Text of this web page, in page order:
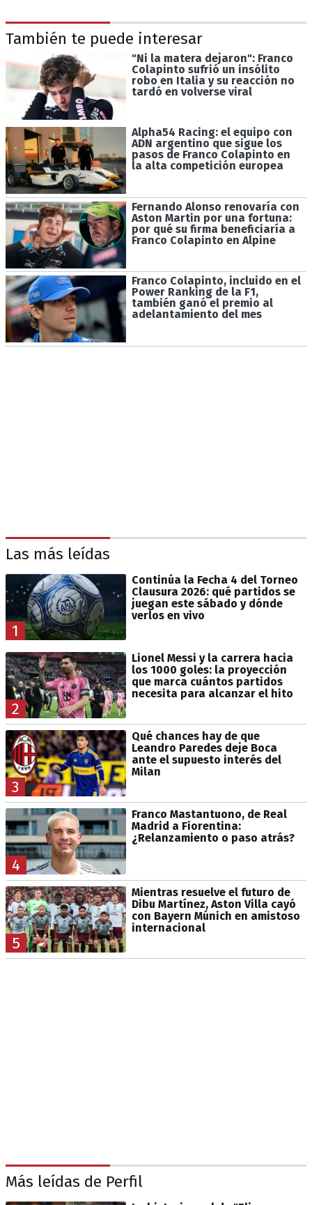
También te puede interesar
"Ni la matera dejaron": Franco
Colapinto sufrió un insólito
robo en Italia y su reacción no
tardó en volverse viral
Alpha54 Racing: el equipo con
ADN argentino que sigue los
pasos de Franco Colapinto en
la alta competición europea
Fernando Alonso renovaría con
Aston Martin por una fortuna:
por qué su firma beneficiaría a
Franco Colapinto en Alpine
Franco Colapinto, incluido en el
Power Ranking de la F1,
también ganó el premio al
adelantamiento del mes
Las más leídas
1
Continúa la Fecha 4 del Torneo
Clausura 2026: qué partidos se
juegan este sábado y dónde
verlos en vivo
2
Lionel Messi y la carrera hacia
los 1000 goles: la proyección
que marca cuántos partidos
necesita para alcanzar el hito
3
Qué chances hay de que
Leandro Paredes deje Boca
ante el supuesto interés del
Milan
4
Franco Mastantuono, de Real
Madrid a Fiorentina:
¿Relanzamiento o paso atrás?
5
Mientras resuelve el futuro de
Dibu Martínez, Aston Villa cayó
con Bayern Múnich en amistoso
internacional
Más leídas de Perfil